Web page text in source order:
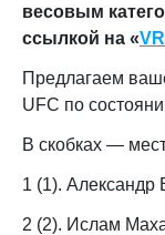
весовым
ссылкой на «
Предлагаем
UFC по
В скобках —
1 (1). Александр
2 (2). Ислам